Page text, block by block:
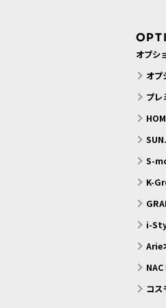
オプシ
オプ
プレ
S-
K-
i-
Arie
コス